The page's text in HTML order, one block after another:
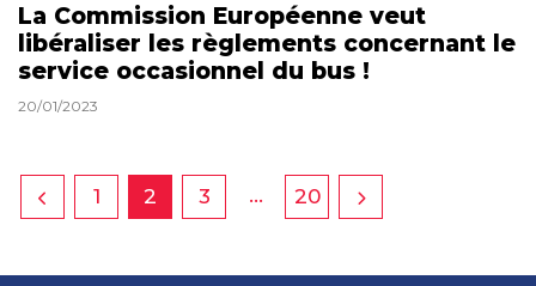
La Commission Européenne veut
libéraliser les règlements concernant le
service occasionnel du bus !
20/01/2023
1 2 3 … 20